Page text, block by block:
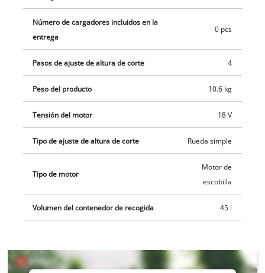
cesta recolectora de césped, de gran capacidad (45 litros), es
desmontable. Este producto no incluye batería ni cargador,
los cuales se venden por separado, por ejemplo, en un
práctico kit de inicio.
Número de cargadores incluidos en la
entrega
0 pcs
Pasos de ajuste de altura de corte 4
Peso del producto 10.6 kg
Tensión del motor 18 V
Tipo de ajuste de altura de corte Rueda simple
Tipo de motor
Motor de
escobilla
Volumen del contenedor de recogida 45 l